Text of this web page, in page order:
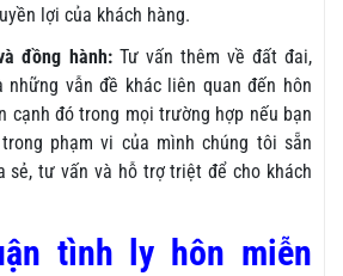
lợi của khách hàng.
đồng hành:Tư vấn thêm về đất đai,
những vẫn đề khác liên quan đến hôn
cạnh đó trong mọi trường hợp nếu bạn
phạm vi của mình chúng tôi sẵn
sẻ, tư vấn và hỗ trợ triệt để cho khách
tình ly hôn miễn